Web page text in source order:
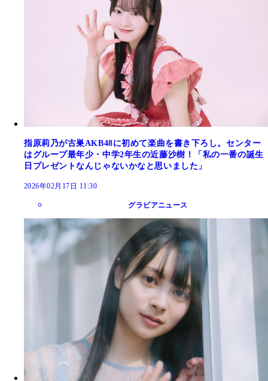
指原莉乃が古巣AKB48に初めて楽曲を書き下ろし。センター
はグループ最年少・中学2年生の近藤沙樹！「私の一番の誕生
日プレゼントなんじゃないかなと思いました」
2026年02月17日 11:30
グラビアニュース